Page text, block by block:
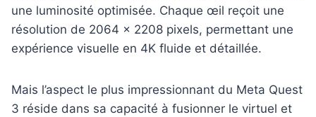
une luminosité optimisée. Chaque œil reçoit une
résolution de 2064 x 2208 pixels, permettant une
expérience visuelle en 4K fluide et détaillée.
Mais l’aspect le plus impressionnant du Meta Quest
3 réside dans sa capacité à fusionner le virtuel et